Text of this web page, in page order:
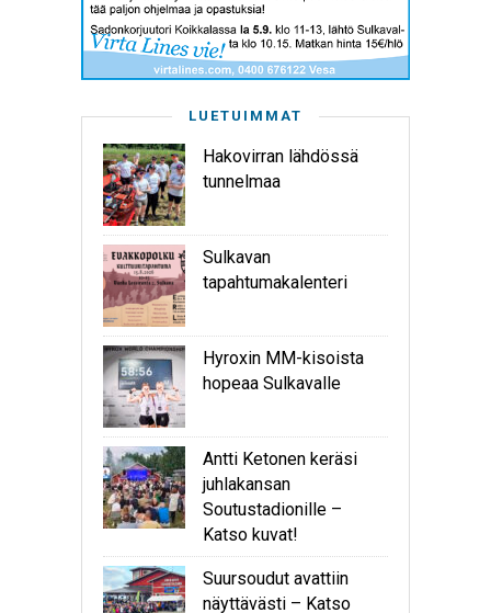
LUETUIMMAT
Hakovirran lähdössä
tunnelmaa
Sulkavan
tapahtumakalenteri
Hyroxin MM-kisoista
hopeaa Sulkavalle
Antti Ketonen keräsi
juhlakansan
Soutustadionille –
Katso kuvat!
Suursoudut avattiin
näyttävästi – Katso